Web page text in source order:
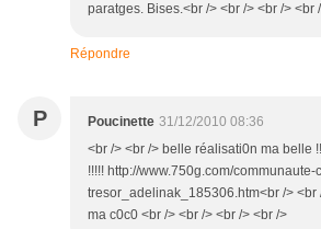
paratges. Bises.<br /> <br /> <br /> <br
Répondre
P Poucinette 31/12/2010 08:36
<br /> <br /> belle réalisati0n ma belle
!!!!! http://www.750g.com/communaute-
tresor_adelinak_185306.htm<br /> <br
ma c0c0 <br /> <br /> <br /> <br />